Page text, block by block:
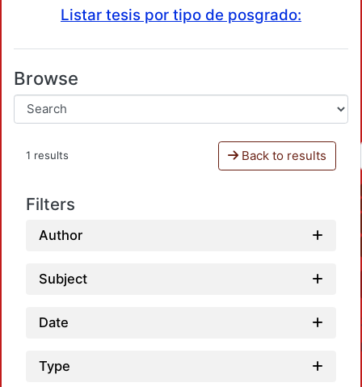
Listar tesis por tipo de posgrado:
Browse
1 results Back to results
Filters
Author
Subject
Date
Type